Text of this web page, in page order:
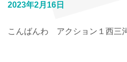
2023年2月16日
こんばんわ アクション１西三